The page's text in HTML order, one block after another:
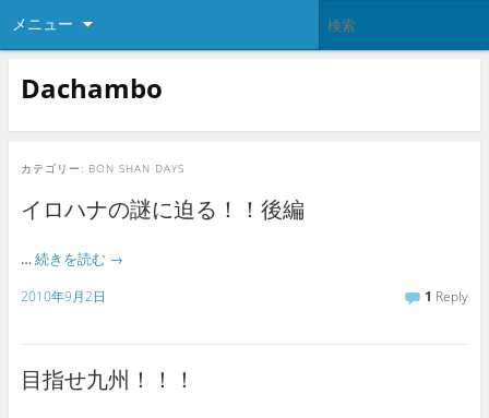
メニュー
Dachambo
カテゴリー: BON SHAN DAYS
イロハナの謎に迫る！！後編
… 続きを読む →
2010年9月2日 1 Reply
目指せ九州！！！